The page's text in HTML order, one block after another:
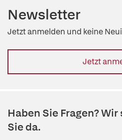
Newsletter
Jetzt anmelden und keine
Jetzt
Haben Sie Fragen?
Sie da.